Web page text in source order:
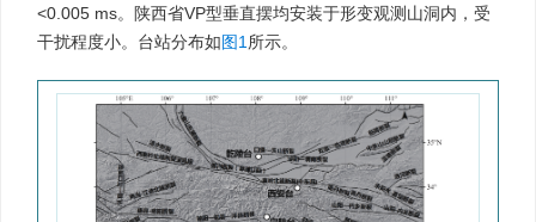
<0.005 ms。陕西省VP型垂直摆均安装于形变观测山洞内，受
干扰程度小。台站分布如图1 所示。